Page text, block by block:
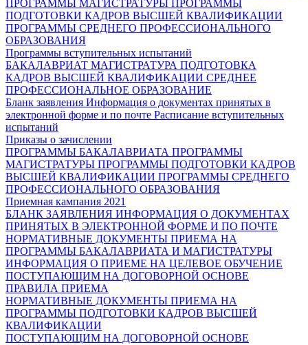
ПРОГРАММЫ МАГИСТРАТУРЫ ПРОГРАММЫ
ПОДГОТОВКИ КАДРОВ ВЫСШЕЙ КВАЛИФИКАЦИИ
ПРОГРАММЫ СРЕДНЕГО ПРОФЕССИОНАЛЬНОГО
ОБРАЗОВАНИЯ
Программы вступительных испытаний
БАКАЛАВРИАТ МАГИСТРАТУРА ПОДГОТОВКА
КАДРОВ ВЫСШЕЙ КВАЛИФИКАЦИИ СРЕДНЕЕ
ПРОФЕССИОНАЛЬНОЕ ОБРАЗОВАНИЕ
Бланк заявления Информация о документах принятых в
электронной форме и по почте Расписание вступительных
испытаний
Приказы о зачислении
ПРОГРАММЫ БАКАЛАВРИАТА ПРОГРАММЫ
МАГИСТРАТУРЫ ПРОГРАММЫ ПОДГОТОВКИ КАДРОВ
ВЫСШЕЙ КВАЛИФИКАЦИИ ПРОГРАММЫ СРЕДНЕГО
ПРОФЕССИОНАЛЬНОГО ОБРАЗОВАНИЯ
Приемная кампания 2021
БЛАНК ЗАЯВЛЕНИЯ ИНФОРМАЦИЯ О ДОКУМЕНТАХ
ПРИНЯТЫХ В ЭЛЕКТРОННОЙ ФОРМЕ И ПО ПОЧТЕ
НОРМАТИВНЫЕ ДОКУМЕНТЫ ПРИЕМА НА
ПРОГРАММЫ БАКАЛАВРИАТА И МАГИСТРАТУРЫ
ИНФОРМАЦИЯ О ПРИЕМЕ НА ЦЕЛЕВОЕ ОБУЧЕНИЕ
ПОСТУПАЮЩИМ НА ДОГОВОРНОЙ ОСНОВЕ
ПРАВИЛА ПРИЕМА
НОРМАТИВНЫЕ ДОКУМЕНТЫ ПРИЕМА НА
ПРОГРАММЫ ПОДГОТОВКИ КАДРОВ ВЫСШЕЙ
КВАЛИФИКАЦИИ
ПОСТУПАЮЩИМ НА ДОГОВОРНОЙ ОСНОВЕ